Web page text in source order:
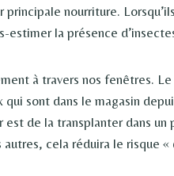
nourriture.
la présence
à travers nos fenêtres.
qui sont dans le magasin
de la transplanter dans un
cela réduira le risque